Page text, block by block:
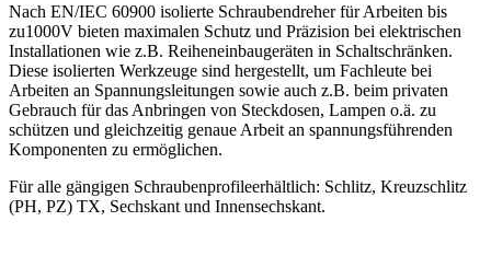
Nach EN/IEC 60900 isolierte Schraubendreher für Arbeiten bis
zu1000V bieten maximalen Schutz und Präzision bei elektrischen
Installationen wie z.B. Reiheneinbaugeräten in Schaltschränken.
Diese isolierten Werkzeuge sind hergestellt, um Fachleute bei
Arbeiten an Spannungsleitungen sowie auch z.B. beim privaten
Gebrauch für das Anbringen von Steckdosen, Lampen o.ä. zu
schützen und gleichzeitig genaue Arbeit an spannungsführenden
Komponenten zu ermöglichen.
Für alle gängigen Schraubenprofileerhältlich: Schlitz, Kreuzschlitz
(PH, PZ) TX, Sechskant und Innensechskant.